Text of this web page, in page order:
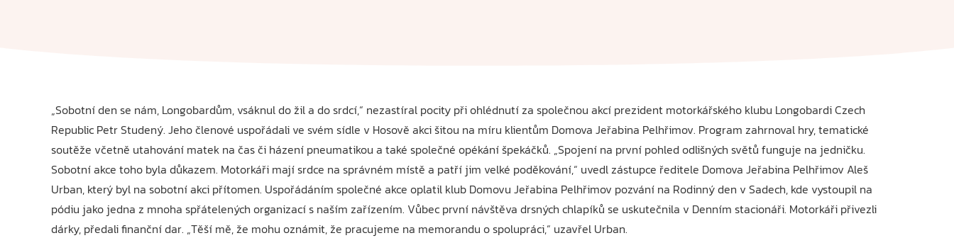
„Sobotní den se nám, Longobardům, vsáknul do žil a do srdcí,“ nezastíral pocity při ohlédnutí za společnou akcí prezident motorkářského klubu Longobardi Czech
Republic Petr Studený. Jeho členové uspořádali ve svém sídle v Hosově akci šitou na míru klientům Domova Jeřabina Pelhřimov. Program zahrnoval hry, tematické
soutěže včetně utahování matek na čas či házení pneumatikou a také společné opékání špekáčků. „Spojení na první pohled odlišných světů funguje na jedničku.
Sobotní akce toho byla důkazem. Motorkáři mají srdce na správném místě a patří jim velké poděkování,“ uvedl zástupce ředitele Domova Jeřabina Pelhřimov Aleš
Urban, který byl na sobotní akci přítomen. Uspořádáním společné akce oplatil klub Domovu Jeřabina Pelhřimov pozvání na Rodinný den v Sadech, kde vystoupil na
pódiu jako jedna z mnoha spřátelených organizací s naším zařízením. Vůbec první návštěva drsných chlapíků se uskutečnila v Denním stacionáři. Motorkáři přivezli
dárky, předali finanční dar. „Těší mě, že mohu oznámit, že pracujeme na memorandu o spolupráci,“ uzavřel Urban.